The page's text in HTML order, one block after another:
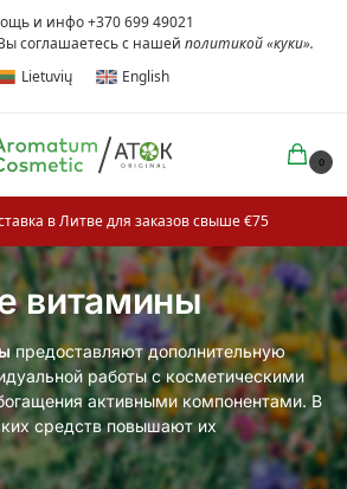
и инфо +370 699 49021
соглашаетесь с нашей политикой «куки».
Lietuvių
English
0
в Литве для заказов свыше €75
витамины
предоставляют дополнительную
работы с косметическими
активными компонентами. В
средств повышают их